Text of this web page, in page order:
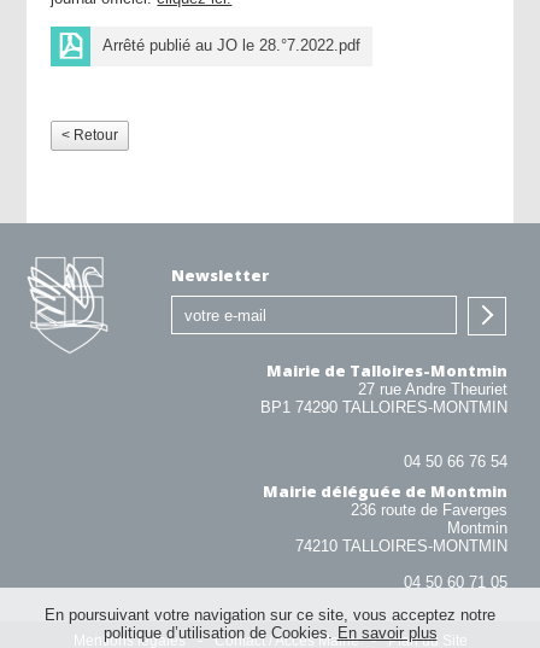
En poursuivant votre navigation sur ce site, vous acceptez notre
politique d’utilisation de Cookies. En savoir plus
Arrêté publié au JO le 28.°7.2022.pdf
< Retour
Newsletter
Mairie de Talloires-Montmin
27 rue Andre Theuriet
BP1 74290 TALLOIRES-MONTMIN
04 50 66 76 54
Mairie déléguée de Montmin
236 route de Faverges
Montmin
74210 TALLOIRES-MONTMIN
04 50 60 71 05
Mentions légales Contact / Accès Mairie Plan du Site